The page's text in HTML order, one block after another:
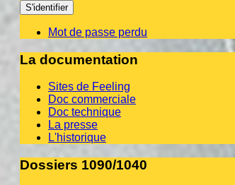
S'identifier
Mot de passe perdu
La documentation
Sites de Feeling
Doc commerciale
Doc technique
La presse
L'historique
Dossiers 1090/1040